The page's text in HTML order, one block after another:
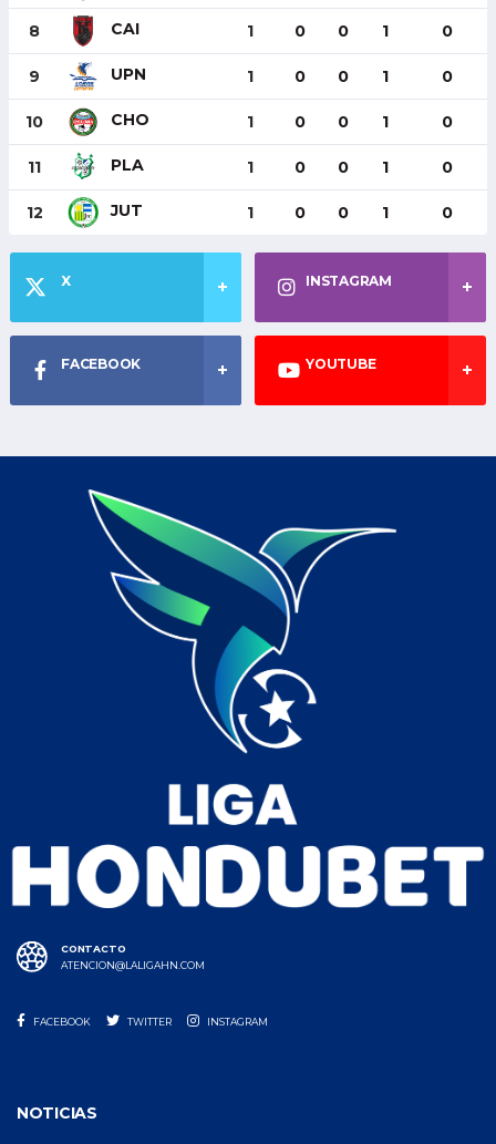
8 CAI 1 0 0 1 0
9 UPN 1 0 0 1 0
10 CHO 1 0 0 1 0
11 PLA 1 0 0 1 0
12 JUT 1 0 0 1 0
X INSTAGRAM
FACEBOOK YOUTUBE
CONTACTO
ATENCION@LALIGAHN.COM
FACEBOOK TWITTER INSTAGRAM
NOTICIAS